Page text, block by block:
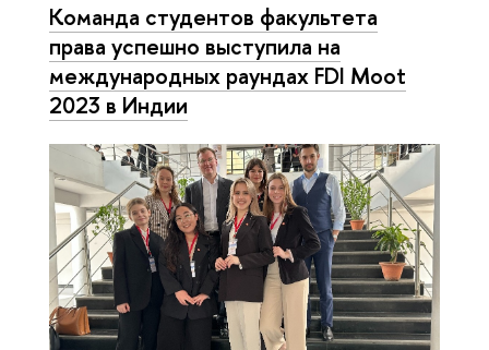
Команда студентов факультета
права успешно выступила на
международных раундах FDI Moot
2023 в Индии